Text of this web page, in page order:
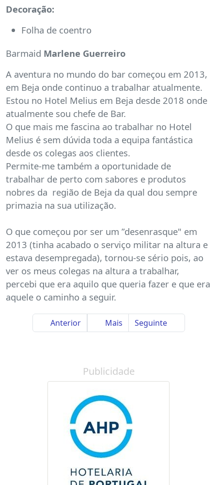
Decoração:
Folha de coentro
Barmaid Marlene Guerreiro
A aventura no mundo do bar começou em 2013,
em Beja onde continuo a trabalhar atualmente.
Estou no Hotel Melius em Beja desde 2018 onde
atualmente sou chefe de Bar.
O que mais me fascina ao trabalhar no Hotel
Melius é sem dúvida toda a equipa fantástica
desde os colegas aos clientes.
Permite-me também a oportunidade de
trabalhar de perto com sabores e produtos
nobres da região de Beja da qual dou sempre
primazia na sua utilização.
O que começou por ser um ”desenrasque" em
2013 (tinha acabado o serviço militar na altura e
estava desempregada), tornou-se sério pois, ao
ver os meus colegas na altura a trabalhar,
percebi que era aquilo que queria fazer e que era
aquele o caminho a seguir.
Anterior Mais Seguinte
Publicidade